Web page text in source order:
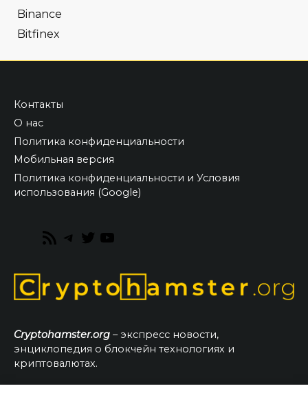
Binance
Bitfinex
Контакты
О нас
Политика конфиденциальности
Мобильная версия
Политика конфиденциальности и Условия
использования (Google)
RSS
Telegram
Twitter
Cryptohamster.org – экспресс новости,
энциклопедия о блокчейн технологиях и
криптовалютах.